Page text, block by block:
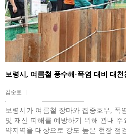
보령시, 여름철 풍수해·폭염 대비 대
김준호
보령시가 여름철 장마와 집중호우, 폭
및 재산 피해를 예방하기 위해 관내 주
약지역을 대상으로 강도 높은 현장 점